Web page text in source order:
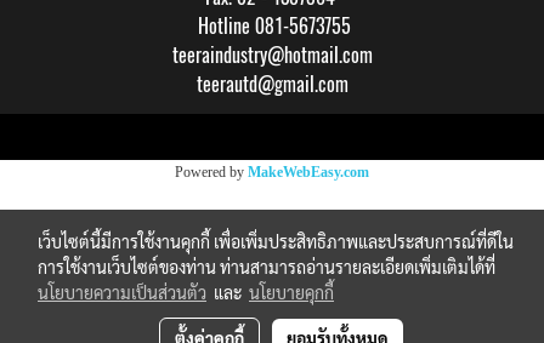
Hotline 081-5673755
teeraindustry@hotmail.com
teerautd@gmail.com
Powered by MakeWebEasy.com
เว็บไซต์นี้มีการใช้งานคุกกี้ เพื่อเพิ่มประสิทธิภาพและประสบการณ์ที่ดีใน
การใช้งานเว็บไซต์ของท่าน ท่านสามารถอ่านรายละเอียดเพิ่มเติมได้ที่
นโยบายความเป็นส่วนตัว และ นโยบายคุกกี้
ตั้งค่าคุกกี้ ยอมรับทั้งหมด